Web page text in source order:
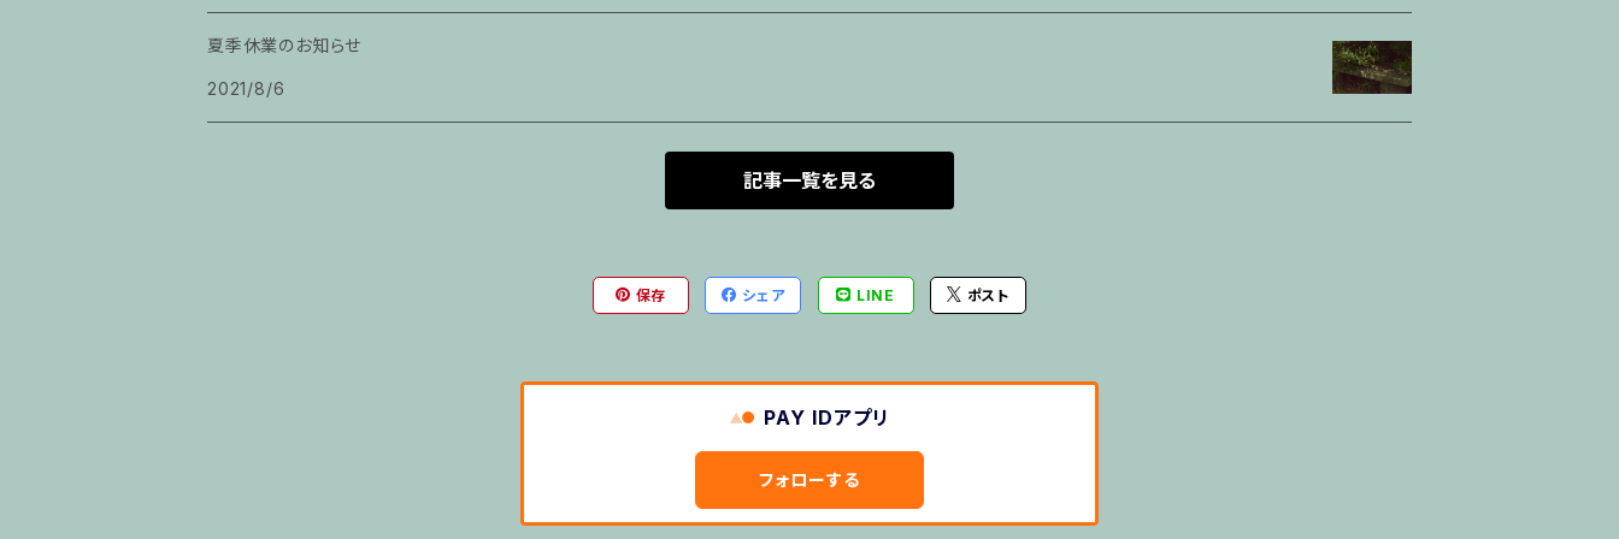
箏
夏季休業のお知らせ
2021/8/6
記事一覧を見る
保存 シェア LINE ポスト
PAY IDアプリ
フォローする